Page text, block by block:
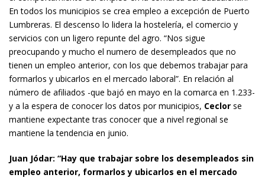
En todos los municipios se crea empleo a excepción de Puerto
Lumbreras. El descenso lo lidera la hostelería, el comercio y
servicios con un ligero repunte del agro. “Nos sigue
preocupando y mucho el numero de desempleados que no
tienen un empleo anterior, con los que debemos trabajar para
formarlos y ubicarlos en el mercado laboral”. En relación al
número de afiliados -que bajó en mayo en la comarca en 1.233-
y a la espera de conocer los datos por municipios, Ceclor se
mantiene expectante tras conocer que a nivel regional se
mantiene la tendencia en junio.
Juan Jódar: “Hay que trabajar sobre los desempleados sin
empleo anterior, formarlos y ubicarlos en el mercado